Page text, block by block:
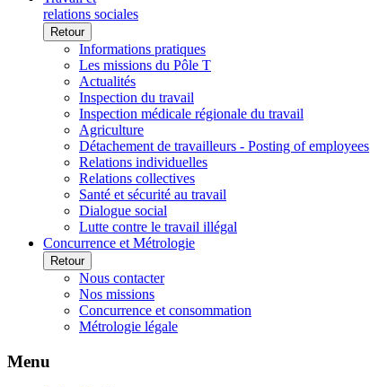
relations sociales
Retour
Informations pratiques
Les missions du Pôle T
Actualités
Inspection du travail
Inspection médicale régionale du travail
Agriculture
Détachement de travailleurs - Posting of employees
Relations individuelles
Relations collectives
Santé et sécurité au travail
Dialogue social
Lutte contre le travail illégal
Concurrence et Métrologie
Retour
Nous contacter
Nos missions
Concurrence et consommation
Métrologie légale
Menu